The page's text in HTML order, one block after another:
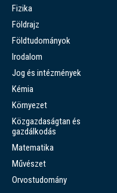
Fizika
Földrajz
Földtudományok
Irodalom
Jog és intézmények
Kémia
Környezet
Közgazdaságtan és
gazdálkodás
Matematika
Művészet
Orvostudomány